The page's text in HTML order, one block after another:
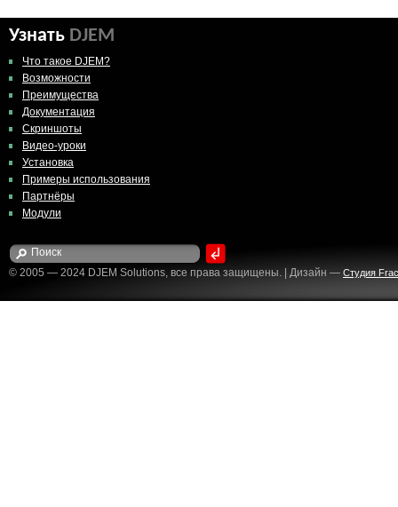
Узнать DJEM
Что такое DJEM?
Возможности
Преимущества
Документация
Скриншоты
Видео-уроки
Установка
Примеры использования
Партнёры
Модули
© 2005 — 2024 DJEM Solutions, все права защищены. | Дизайн — Студия